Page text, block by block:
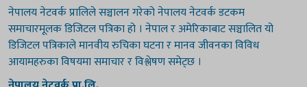
नेपालय नेटवर्क प्रालिले सञ्चालन गरेको नेपालय नेटवर्क डटकम
समाचारमूलक डिजिटल पत्रिका हो । नेपाल र अमेरिकाबाट सञ्चालित यो
डिजिटल पत्रिकाले मानवीय रुचिका घटना र मानव जीवनका विविध
आयामहरुका विषयमा समाचार र विश्लेषण समेट्छ ।